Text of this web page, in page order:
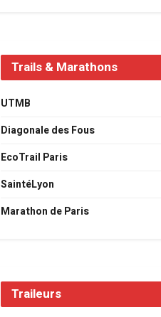
Trails & Marathons
UTMB
Diagonale des Fous
EcoTrail Paris
SaintéLyon
Marathon de Paris
Traileurs